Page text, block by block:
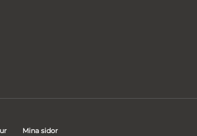
Mina sidor